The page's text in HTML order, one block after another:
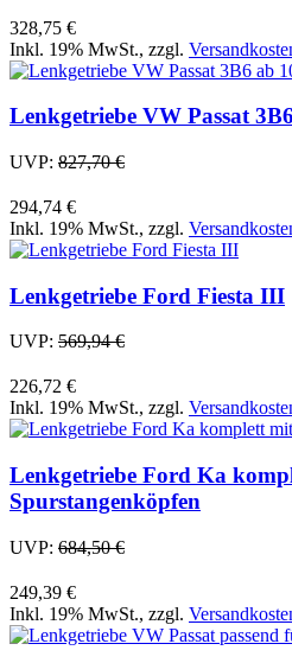
328,75 €
Inkl. 19% MwSt., zzgl.
Lenkgetriebe VW Passat
UVP: 827,70 €
294,74 €
Inkl. 19% MwSt., zzgl.
Lenkgetriebe Ford Fiesta III
UVP: 569,94 €
226,72 €
Inkl. 19% MwSt., zzgl.
Lenkgetriebe Ford Ka
Spurstangenköpfen
UVP: 684,50 €
249,39 €
Inkl. 19% MwSt., zzgl.